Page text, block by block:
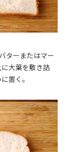
ターまたはマー
大葉を敷き詰
置く。